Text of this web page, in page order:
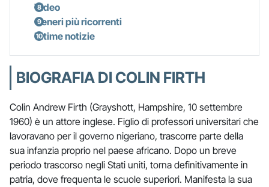
Video
Generi più ricorrenti
Ultime notizie
BIOGRAFIA DI COLIN FIRTH
Colin Andrew Firth (Grayshott, Hampshire, 10 settembre
1960) è un attore inglese. Figlio di professori universitari che
lavoravano per il governo nigeriano, trascorre parte della
sua infanzia proprio nel paese africano. Dopo un breve
periodo trascorso negli Stati uniti, torna definitivamente in
patria, dove frequenta le scuole superiori. Manifesta la sua